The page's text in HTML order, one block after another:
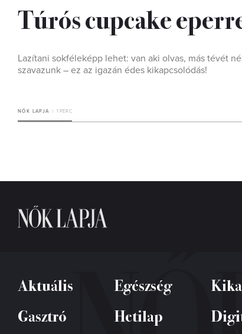
Túrós cupcake
Lazítani sokféleképp lehet: van aki olvas, más tévét
szavazunk – ez az igazán édes kikapcsolódás!
NŐK LAPJA 1 PERC
Aktuális Egészség
Gasztró
Hetilap